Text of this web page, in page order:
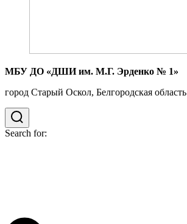
МБУ ДО «ДШИ им. М.Г. Эрденко № 1»
город Старый Оскол, Белгородская область
Search for: